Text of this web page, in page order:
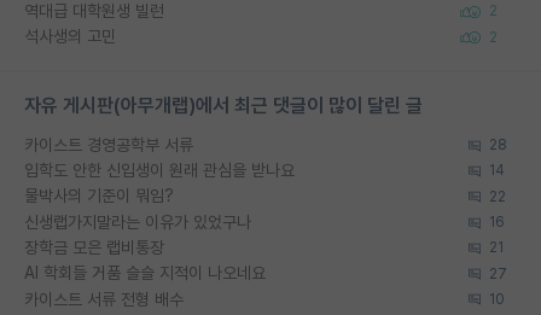
역대급 대학원생 빌런 2
석사생의 고민 2
자유 게시판(아무개랩)에서 최근 댓글이 많이 달린 글
카이스트 경영공학부 서류 28
입학도 안한 신입생이 원래 관심을 받나요 14
물박사의 기준이 뭐임? 22
신생랩가지말라는 이유가 있었구나 16
장학금 모은 랩비통장 21
AI 학회들 거품 슬슬 지적이 나오네요 27
카이스트 서류 전형 배수 10